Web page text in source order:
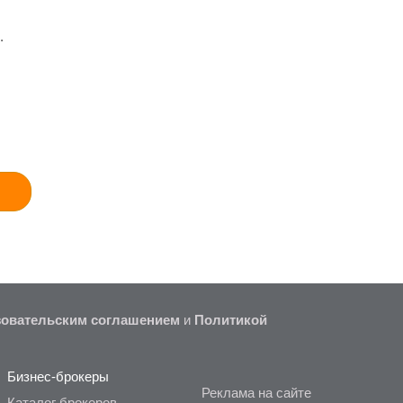
не
соглашением и Политикой
Бизнес-брокеры
Реклама на сайте